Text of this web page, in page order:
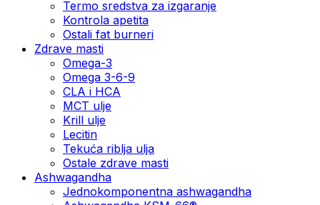
Termo sredstva za izgaranje
Kontrola apetita
Ostali fat burneri
Zdrave masti
Omega-3
Omega 3-6-9
CLA i HCA
MCT ulje
Krill ulje
Lecitin
Tekuća riblja ulja
Ostale zdrave masti
Ashwagandha
Jednokomponentna ashwagandha